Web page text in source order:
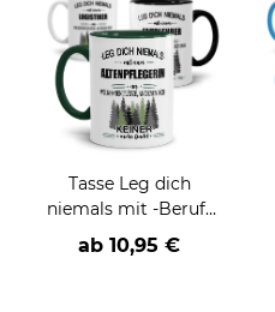
Tasse Leg dich
niemals mit -Beruf-
an
ab 10,95 €